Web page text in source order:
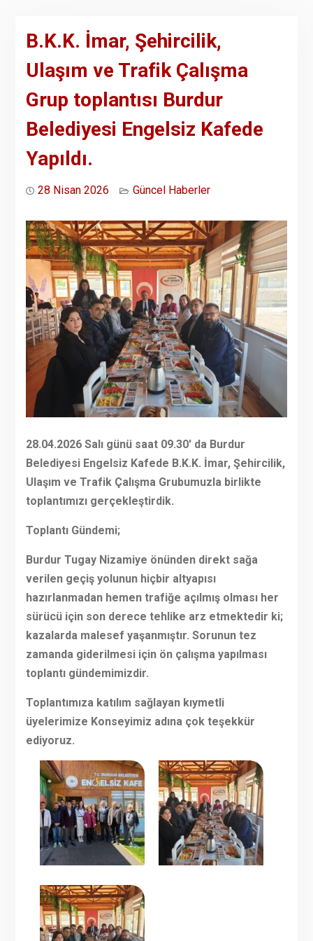
B.K.K. İmar, Şehircilik,
Ulaşım ve Trafik Çalışma
Grup toplantısı Burdur
Belediyesi Engelsiz Kafede
Yapıldı.
28 Nisan 2026 Güncel Haberler
28.04.2026 Salı günü saat 09.30′ da Burdur
Belediyesi Engelsiz Kafede B.K.K. İmar, Şehircilik,
Ulaşım ve Trafik Çalışma Grubumuzla birlikte
toplantımızı gerçekleştirdik.
Toplantı Gündemi;
Burdur Tugay Nizamiye önünden direkt sağa
verilen geçiş yolunun hiçbir altyapısı
hazırlanmadan hemen trafiğe açılmış olması her
sürücü için son derece tehlike arz etmektedir ki;
kazalarda malesef yaşanmıştır. Sorunun tez
zamanda giderilmesi için ön çalışma yapılması
toplantı gündemimizdir.
Toplantımıza katılım sağlayan kıymetli
üyelerimize Konseyimiz adına çok teşekkür
ediyoruz.